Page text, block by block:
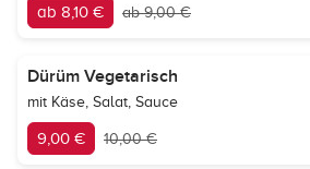
ab 8,10 € ab 9,00 €
Dürüm Vegetarisch
mit Käse, Salat, Sauce
9,00 € 10,00 €